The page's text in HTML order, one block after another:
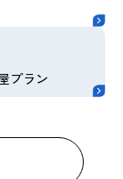
プラン